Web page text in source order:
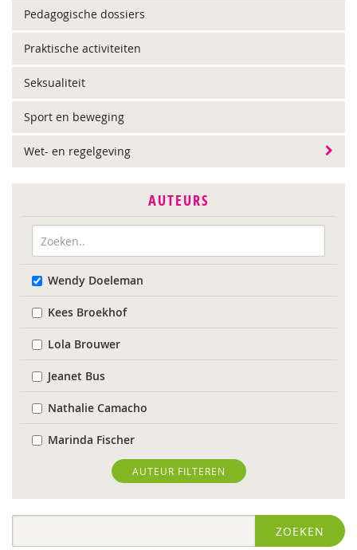
Pedagogische dossiers
Praktische activiteiten
Seksualiteit
Sport en beweging
Wet- en regelgeving
AUTEURS
Wendy Doeleman
Kees Broekhof
Lola Brouwer
Jeanet Bus
Nathalie Camacho
Marinda Fischer
Sieneke Goorhuis-Brouwer
Jolien Hesselberth
AUTEUR FILTEREN
ZOEKEN